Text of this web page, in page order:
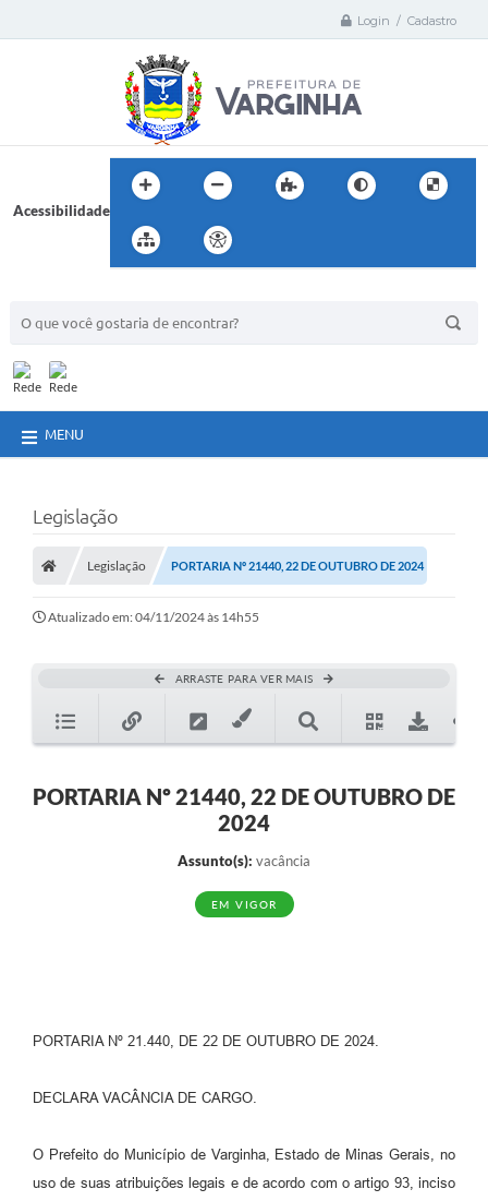
Login / Cadastro
Acessibilidade
MENU
Legislação
Legislação PORTARIA Nº 21440, 22 DE OUTUBRO DE 2024
Atualizado em: 04/11/2024 às 14h55
ARRASTE PARA VER MAIS
PORTARIA Nº 21440, 22 DE OUTUBRO DE
2024
Assunto(s): vacância
EM VIGOR
PORTARIA Nº 21.440, DE 22 DE OUTUBRO DE 2024.
DECLARA VACÂNCIA DE CARGO.
O Prefeito do Município de Varginha, Estado de Minas Gerais, no
uso de suas atribuições legais e de acordo com o artigo 93, inciso